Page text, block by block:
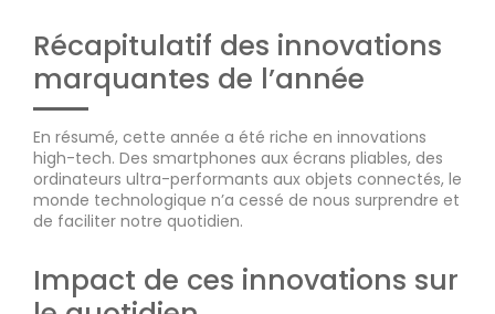
Récapitulatif des innovations
marquantes de l’année
En résumé, cette année a été riche en innovations
high-tech. Des smartphones aux écrans pliables, des
ordinateurs ultra-performants aux objets connectés, le
monde technologique n’a cessé de nous surprendre et
de faciliter notre quotidien.
Impact de ces innovations sur